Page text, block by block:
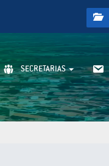
SECRETARIAS